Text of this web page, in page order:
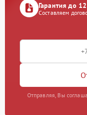
Гарантия до
Составляем
Отправляя, Вы